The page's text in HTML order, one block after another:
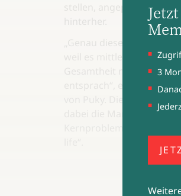
stellen, angepasst. Doch
„Genau dieses Image
weil es mittlerweile
Gesamtheit nicht mehr
entsprach“, erläutert
dabei die Markenheimat
3